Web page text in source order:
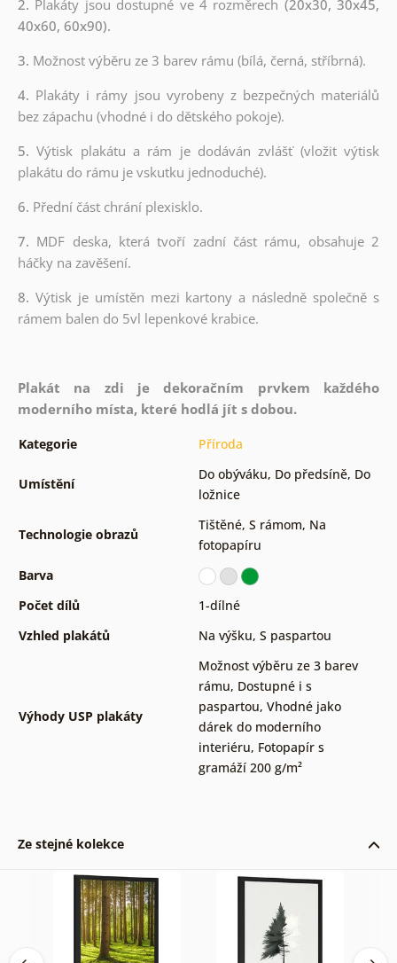
2. Plakáty jsou dostupné ve 4 rozměrech (20x30, 30x45,
40x60, 60x90).
3. Možnost výběru ze 3 barev rámu (bílá, černá, stříbrná).
4. Plakáty i rámy jsou vyrobeny z bezpečných materiálů
bez zápachu (vhodné i do dětského pokoje).
5.Výtisk plakátu a rám je dodáván zvlášť (vložit výtisk
plakátu do rámu je vskutku jednoduché).
6. Přední část chrání plexisklo.
7. MDF deska, která tvoří zadní část rámu, obsahuje 2
háčky na zavěšení.
8. Výtisk je umístěn mezi kartony a následně společně s
rámem balen do 5vl lepenkové krabice.
Plakát na zdi je dekoračním prvkem každého
moderního místa, které hodlá jít s dobou.
Kategorie Příroda
Umístění
Do obýváku, Do předsíně, Do
ložnice
Technologie obrazů
Tištěné, S rámom, Na
fotopapíru
Barva
Počet dílů
1-dílné
Vzhled plakátů
Na výšku, S paspartou
Výhody USP plakáty
Možnost výběru ze 3 barev
rámu, Dostupné i s
paspartou, Vhodné jako
dárek do moderního
interiéru, Fotopapír s
gramáží 200 g/m²
Ze stejné kolekce